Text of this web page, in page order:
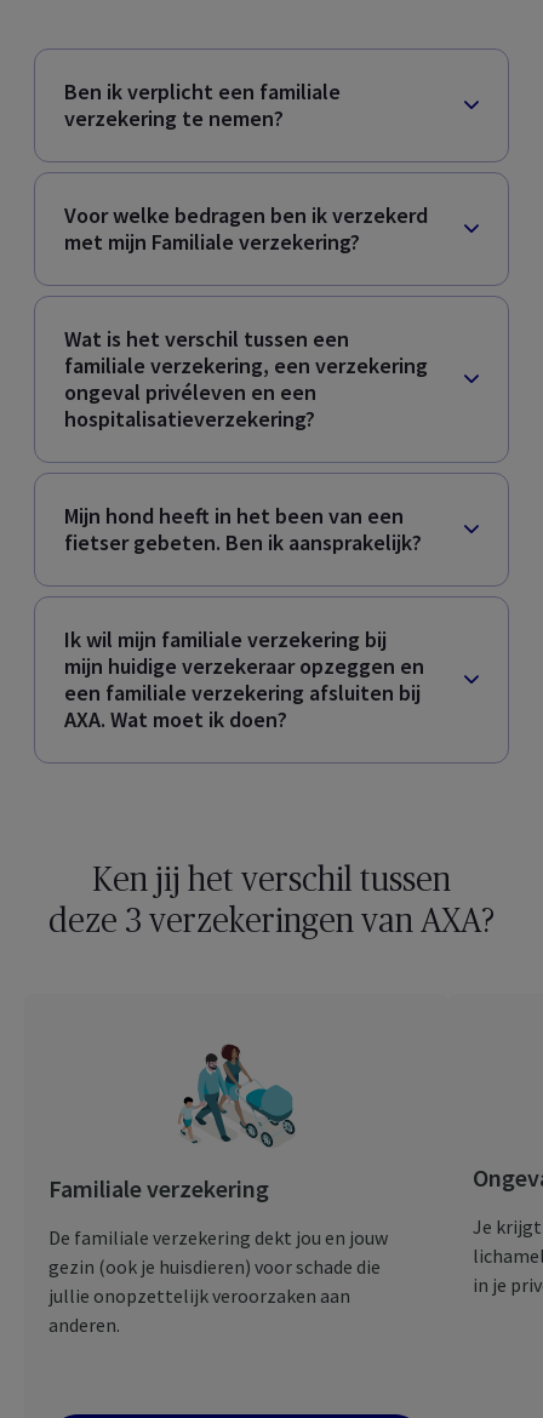
Ben ik verplicht een familiale
verzekering te nemen?
Voor welke bedragen ben ik verzekerd
met mijn Familiale verzekering?
Wat is het verschil tussen een
familiale verzekering, een verzekering
ongeval privéleven en een
hospitalisatieverzekering?
Mijn hond heeft in het been van een
fietser gebeten. Ben ik aansprakelijk?
Ik wil mijn familiale verzekering bij
mijn huidige verzekeraar opzeggen en
een familiale verzekering afsluiten bij
AXA. Wat moet ik doen?
Ken jij het verschil tussen
deze 3 verzekeringen van AXA?
Familiale verzekering
De familiale verzekering dekt jou en jouw
gezin (ook je huisdieren) voor schade die
jullie onopzettelijk veroorzaken aan
anderen.
Je krijgt
in je